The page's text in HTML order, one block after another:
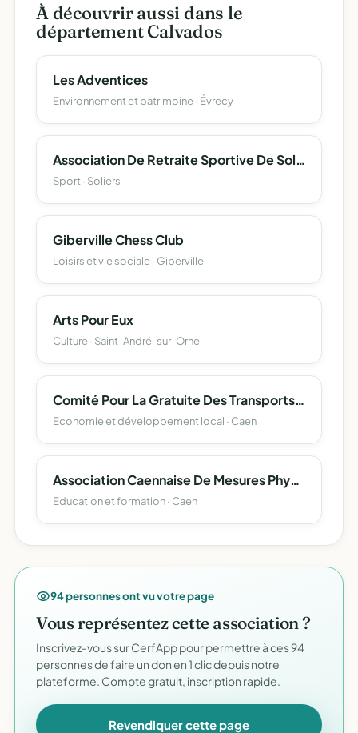
À découvrir aussi dans le
département Calvados
Les Adventices
Environnement et patrimoine · Évrecy
Association De Retraite Sportive De Soliers
Sport · Soliers
Giberville Chess Club
Loisirs et vie sociale · Giberville
Arts Pour Eux
Culture · Saint-André-sur-Orne
Comité Pour La Gratuite Des Transports Publics De Caen La Mer
Economie et développement local · Caen
Association Caennaise De Mesures Physiques
Education et formation · Caen
94 personnes ont vu votre page
Vous représentez cette association ?
Inscrivez-vous sur CerfApp pour permettre à ces 94
personnes de faire un don en 1 clic depuis notre
plateforme. Compte gratuit, inscription rapide.
Revendiquer cette page